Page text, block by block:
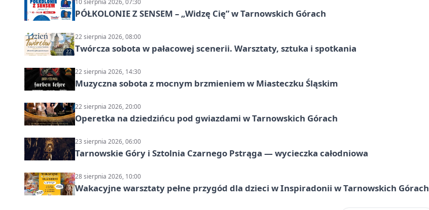
10 sierpnia 2026, 07:30
PÓŁKOLONIE Z SENSEM – „Widzę Cię” w Tarnowskich Górach
22 sierpnia 2026, 08:00
Twórcza sobota w pałacowej scenerii. Warsztaty, sztuka i spotkania
22 sierpnia 2026, 14:30
Muzyczna sobota z mocnym brzmieniem w Miasteczku Śląskim
22 sierpnia 2026, 20:00
Operetka na dziedzińcu pod gwiazdami w Tarnowskich Górach
23 sierpnia 2026, 06:00
Tarnowskie Góry i Sztolnia Czarnego Pstrąga — wycieczka całodniowa
28 sierpnia 2026, 10:00
Wakacyjne warsztaty pełne przygód dla dzieci w Inspiradonii w Tarnowskich Górach